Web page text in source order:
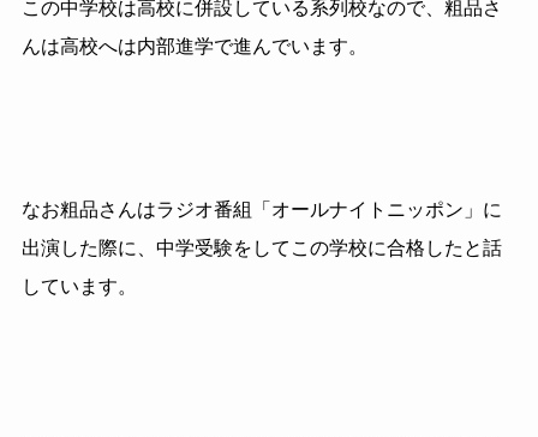
この中学校は高校に併設している系列校なので、粗品さ
んは高校へは内部進学で進んでいます。
なお粗品さんはラジオ番組「オールナイトニッポン」に
出演した際に、中学受験をしてこの学校に合格したと話
しています。